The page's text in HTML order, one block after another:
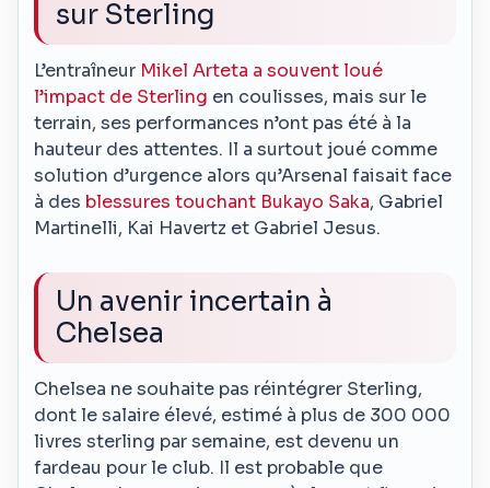
sur Sterling
L’entraîneur Mikel Arteta a souvent loué
l’impact de Sterling en coulisses, mais sur le
terrain, ses performances n’ont pas été à la
hauteur des attentes. Il a surtout joué comme
solution d’urgence alors qu’Arsenal faisait face
à des blessures touchant Bukayo Saka, Gabriel
Martinelli, Kai Havertz et Gabriel Jesus.
Un avenir incertain à
Chelsea
Chelsea ne souhaite pas réintégrer Sterling,
dont le salaire élevé, estimé à plus de 300 000
livres sterling par semaine, est devenu un
fardeau pour le club. Il est probable que